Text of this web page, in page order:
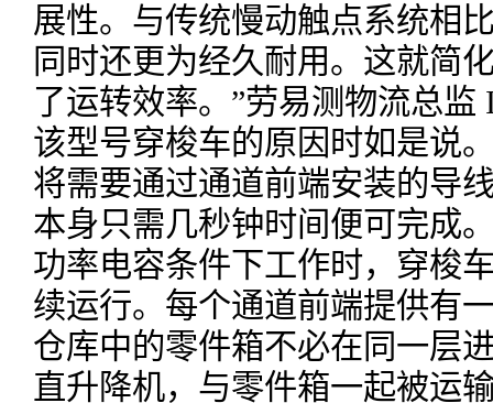
展性。与传统慢动触点系统相
同时还更为经久耐用。这就简
了运转效率。”劳易测物流总监
该型号穿梭车的原因时如是说
将需要通过通道前端安装的导
本身只需几秒钟时间便可完成
功率电容条件下工作时，穿梭
续运行。每个通道前端提供有
仓库中的零件箱不必在同一层
直升降机，与零件箱一起被运